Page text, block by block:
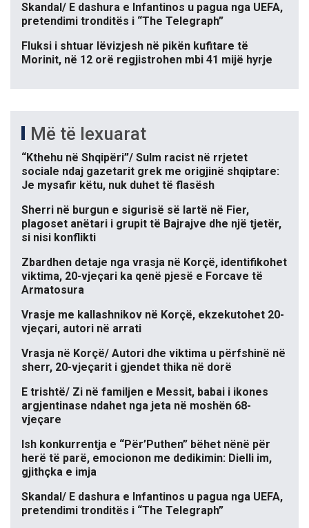
Skandal/ E dashura e Infantinos u pagua nga UEFA,
pretendimi tronditës i “The Telegraph”
Fluksi i shtuar lëvizjesh në pikën kufitare të
Morinit, në 12 orë regjistrohen mbi 41 mijë hyrje
Më të lexuarat
“Kthehu në Shqipëri”/ Sulm racist në rrjetet
sociale ndaj gazetarit grek me origjinë shqiptare:
Je mysafir këtu, nuk duhet të flasësh
Sherri në burgun e sigurisë së lartë në Fier,
plagoset anëtari i grupit të Bajrajve dhe një tjetër,
si nisi konflikti
Zbardhen detaje nga vrasja në Korçë, identifikohet
viktima, 20-vjeçari ka qenë pjesë e Forcave të
Armatosura
Vrasje me kallashnikov në Korçë, ekzekutohet 20-
vjeçari, autori në arrati
Vrasja në Korçë/ Autori dhe viktima u përfshinë në
sherr, 20-vjeçarit i gjendet thika në dorë
E trishtë/ Zi në familjen e Messit, babai i ikones
argjentinase ndahet nga jeta në moshën 68-
vjeçare
Ish konkurrentja e “Për’Puthen” bëhet nënë për
herë të parë, emocionon me dedikimin: Dielli im,
gjithçka e imja
Skandal/ E dashura e Infantinos u pagua nga UEFA,
pretendimi tronditës i “The Telegraph”